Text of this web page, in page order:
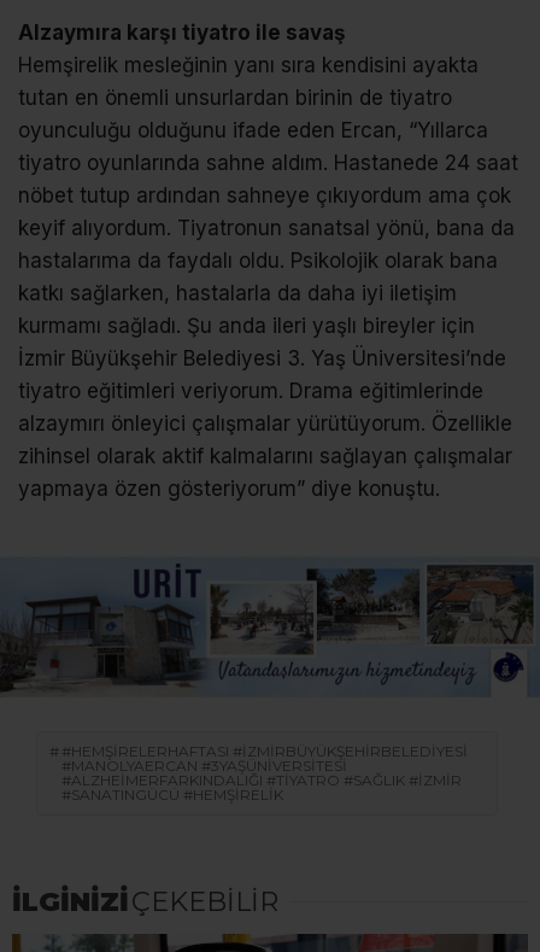
Alzaymıra karşı tiyatro ile savaş
Hemşirelik mesleğinin yanı sıra kendisini ayakta
tutan en önemli unsurlardan birinin de tiyatro
oyunculuğu olduğunu ifade eden Ercan, “Yıllarca
tiyatro oyunlarında sahne aldım. Hastanede 24 saat
nöbet tutup ardından sahneye çıkıyordum ama çok
keyif alıyordum. Tiyatronun sanatsal yönü, bana da
hastalarıma da faydalı oldu. Psikolojik olarak bana
katkı sağlarken, hastalarla da daha iyi iletişim
kurmamı sağladı. Şu anda ileri yaşlı bireyler için
İzmir Büyükşehir Belediyesi 3. Yaş Üniversitesi’nde
tiyatro eğitimleri veriyorum. Drama eğitimlerinde
alzaymırı önleyici çalışmalar yürütüyorum. Özellikle
zihinsel olarak aktif kalmalarını sağlayan çalışmalar
yapmaya özen gösteriyorum” diye konuştu.
#HEMŞIRELERHAFTASI #İZMIRBÜYÜKŞEHIRBELEDIYESI
#MANOLYAERCAN #3YAŞÜNIVERSITESI
#ALZHEIMERFARKINDALIĞI #TIYATRO #SAĞLIK #İZMIR
#SANATINGÜCÜ #HEMŞIRELIK
İLGİNİZİÇEKEBİLİR